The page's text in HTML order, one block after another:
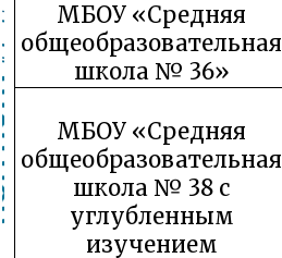
МБОУ «Средняя
общеобразовательная
школа № 36»
МБОУ «Средняя
общеобразовательная
школа № 38 с
углубленным
изучением